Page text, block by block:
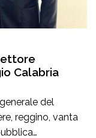
Calabria
del
reggino, vanta